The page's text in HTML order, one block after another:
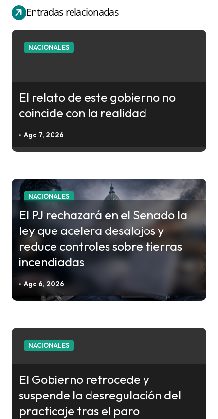
a
c
t
a
s
Entradas relacionadas
NACIONALES
El relato de este gobierno no
coincide con la realidad
Ago 7, 2026
NACIONALES
El PJ rechazará en el Senado la
ley que acelera desalojos y
reduce controles sobre tierras
incendiadas
Ago 6, 2026
NACIONALES
El Gobierno retrocede y
suspende la desregulación del
practicaje tras el paro